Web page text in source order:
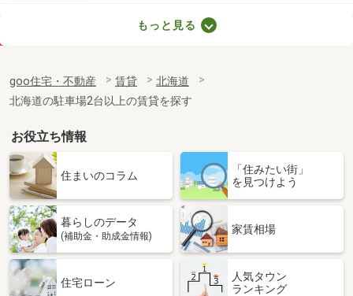
北海道札幌市中央区南十六条西６
専有面積
44.01m²
間取り
1LDK
北海道函館市亀田町
価 格
6.20万円
北海道函館市亀田町
専有面積 23.18m²
間取り
北海道函館市五稜郭町
もっと見る
goo住宅・不動産 賃貸
北海道
北海道の駐車場2台以上の賃貸を探す
お役立ち情報
住まいのコラム
「住みたい街」
を見つけよう
暮らしのデータ
(補助金・助成金情報)
家賃相場
住宅ローン
人気タウン
ランキング